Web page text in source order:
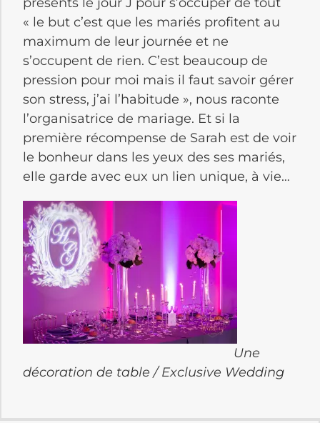
présents le jour J pour s’occuper de tout
« le but c’est que les mariés profitent au
maximum de leur journée et ne
s’occupent de rien. C’est beaucoup de
pression pour moi mais il faut savoir gérer
son stress, j’ai l’habitude », nous raconte
l’organisatrice de mariage. Et si la
première récompense de Sarah est de voir
le bonheur dans les yeux des ses mariés,
elle garde avec eux un lien unique, à vie…
Une
décoration de table / Exclusive Wedding